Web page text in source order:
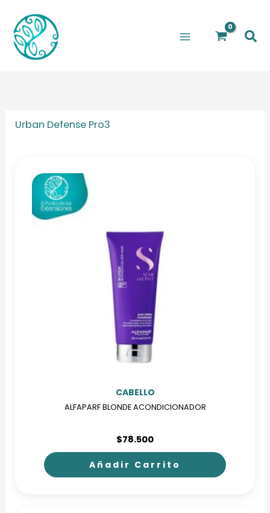
contenido
Urban Defense Pro3
CABELLO
ALFAPARF BLONDE ACONDICIONADOR
$78.500
Añadir Carrito